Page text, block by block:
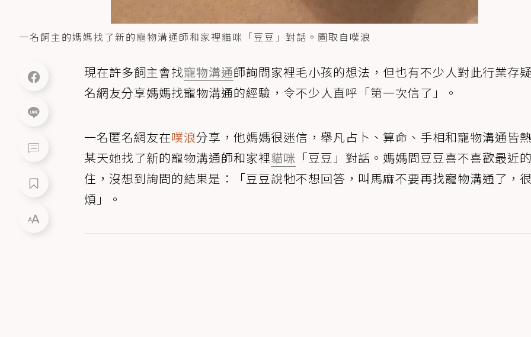
一名飼主的媽媽找了新的寵物溝通師和家裡貓咪「豆豆」對話。圖取自噗浪
現在許多飼主會找寵物溝通師詢問家裡毛小孩的想法，但也有不少人對此行業存
名網友分享媽媽找寵物溝通的經驗，令不少人直呼「第一次信了」。
一名匿名網友在噗浪分享，他媽媽很迷信，舉凡占卜、算命、手相和寵物溝通皆
某天她找了新的寵物溝通師和家裡貓咪 「豆豆」對話。媽媽問豆豆喜不喜歡最近
住，沒想到詢問的結果是：「豆豆說牠不想回答，叫馬麻不要再找寵物溝通了，很
煩」。